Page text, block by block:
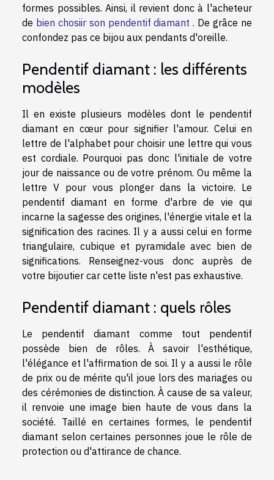
formes possibles. Ainsi, il revient donc à l'acheteur
de bien chosiir son pendentif diamant . De grâce ne
confondez pas ce bijou aux pendants d'oreille.
Pendentif diamant : les différents
modèles
Il en existe plusieurs modèles dont le pendentif
diamant en cœur pour signifier l'amour. Celui en
lettre de l'alphabet pour choisir une lettre qui vous
est cordiale. Pourquoi pas donc l'initiale de votre
jour de naissance ou de votre prénom. Ou même la
lettre V pour vous plonger dans la victoire. Le
pendentif diamant en forme d'arbre de vie qui
incarne la sagesse des origines, l'énergie vitale et la
signification des racines. Il y a aussi celui en forme
triangulaire, cubique et pyramidale avec bien de
significations. Renseignez-vous donc auprès de
votre bijoutier car cette liste n'est pas exhaustive.
Pendentif diamant : quels rôles
Le pendentif diamant comme tout pendentif
possède bien de rôles. À savoir l'esthétique,
l'élégance et l'affirmation de soi. Il y a aussi le rôle
de prix ou de mérite qu'il joue lors des mariages ou
des cérémonies de distinction. À cause de sa valeur,
il renvoie une image bien haute de vous dans la
société. Taillé en certaines formes, le pendentif
diamant selon certaines personnes joue le rôle de
protection ou d'attirance de chance.